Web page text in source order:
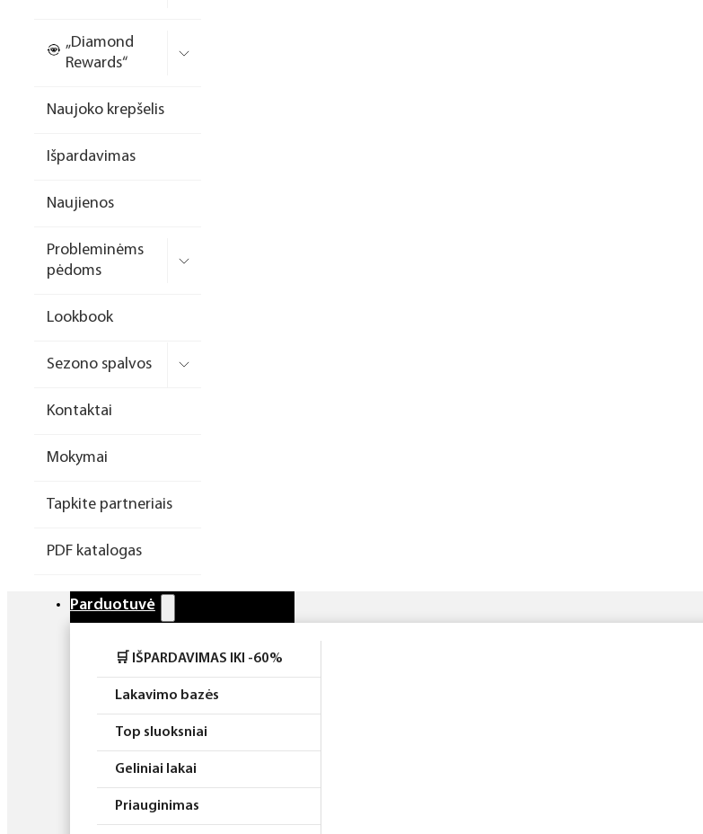
formelės/priedai
Dildės
Įrankiai
Laufwunder pėdų priežiūra
priemonės
Rinkiniai
„Diamond
Rewards“
Naujoko krepšelis
Išpardavimas
Naujienos
Probleminėms
pėdoms
Lookbook
Sezono spalvos
Kontaktai
Mokymai
Tapkite partneriais
PDF katalogas
Parduotuvė
🛒 IŠPARDAVIMAS IKI -60%
Lakavimo bazės
Top sluoksniai
Geliniai lakai
Priauginimas